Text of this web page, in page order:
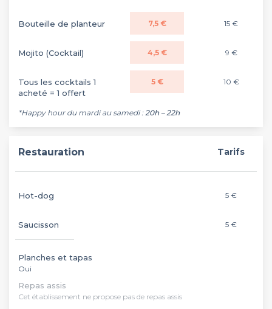
Bouteille de planteur 7,5 € 15 €
Mojito (Cocktail) 4,5 € 9 €
Tous les cocktails 1
acheté = 1 offert
5 € 10 €
*Happy hour du mardi au samedi :20h – 22h
Restauration Tarifs
Hot-dog 5 €
Saucisson 5 €
Planches et tapas
Oui
Repas assis
Cet établissement ne propose pas de repas assis